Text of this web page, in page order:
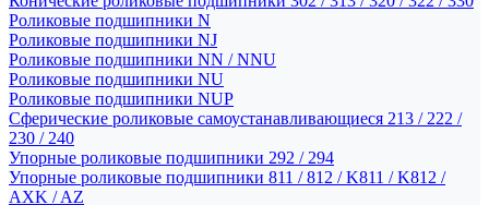
Роликовые подшипники N
Роликовые подшипники NJ
Роликовые подшипники NN / NNU
Роликовые подшипники NU
Роликовые подшипники NUP
Сферические роликовые самоустанавливающиеся 213 / 222 /
230 / 240
Упорные роликовые подшипники 292 / 294
Упорные роликовые подшипники 811 / 812 / K811 / K812 /
AXK / AZ